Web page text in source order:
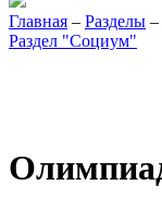
Главная – Разделы –
Раздел "Социум"